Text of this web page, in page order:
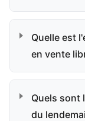
Quelle est
en vente
Quels sont
du